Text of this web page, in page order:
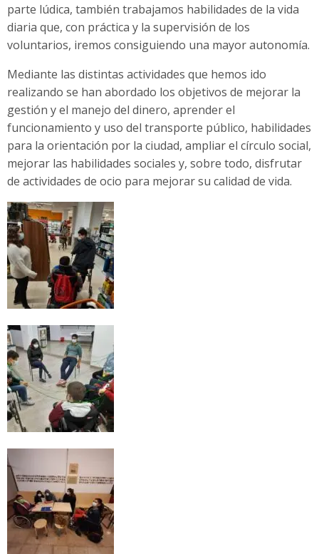
parte lúdica, también trabajamos habilidades de la vida
diaria que, con práctica y la supervisión de los
voluntarios, iremos consiguiendo una mayor autonomía.
Mediante las distintas actividades que hemos ido
realizando se han abordado los objetivos de mejorar la
gestión y el manejo del dinero, aprender el
funcionamiento y uso del transporte público, habilidades
para la orientación por la ciudad, ampliar el círculo social,
mejorar las habilidades sociales y, sobre todo, disfrutar
de actividades de ocio para mejorar su calidad de vida.